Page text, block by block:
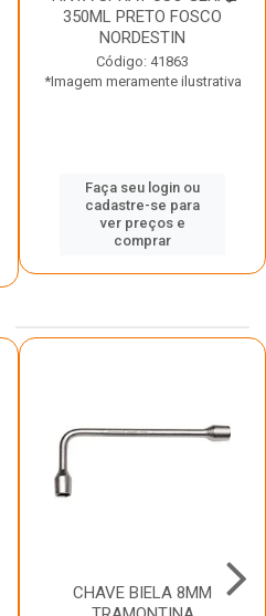
350ML PRETO FOSCO
NORDESTIN
Código: 41863
*Imagem meramente ilustrativa
Faça seu login ou
cadastre-se para
ver preços e
comprar
CHAVE BIELA 8MM